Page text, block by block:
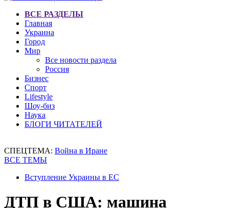
ВСЕ РАЗДЕЛЫ
Главная
Украина
Город
Мир
Все новости раздела
Россия
Бизнес
Спорт
Lifestyle
Шоу-биз
Наука
БЛОГИ ЧИТАТЕЛЕЙ
СПЕЦТЕМА: Война в Иране
ВСЕ ТЕМЫ
Вступление Украины в ЕС
ДТП в США: машина